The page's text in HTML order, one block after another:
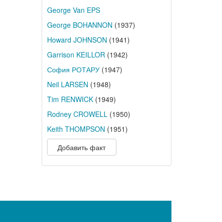
George Van EPS
George BOHANNON (1937)
Howard JOHNSON (1941)
Garrison KEILLOR(1942)
София РОТАРУ(1947)
Neil LARSEN (1948)
Tim RENWICK(1949)
Rodney CROWELL(1950)
Keith THOMPSON (1951)
Добавить факт